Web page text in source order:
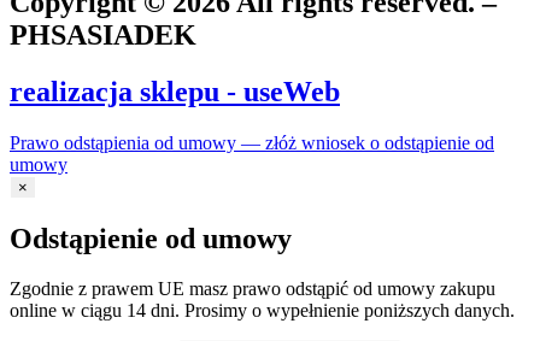
PHSASIADEK
realizacja sklepu - useWeb
Prawo odstąpienia od umowy — złóż wniosek o odstąpienie od
umowy
×
Odstąpienie od umowy
Zgodnie z prawem UE masz prawo odstąpić od umowy zakupu
online w ciągu 14 dni. Prosimy o wypełnienie poniższych danych.